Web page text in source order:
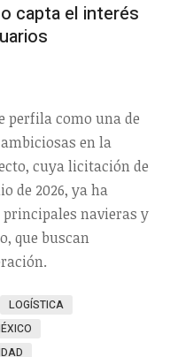
capta el interés
perfila como una de
en la
cuya licitación de
de 2026, ya ha
principales navieras y
que buscan
LOGÍSTICA